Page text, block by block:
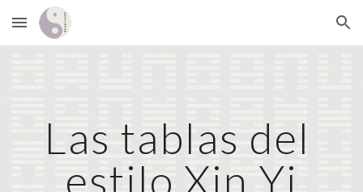
Skip to main content Skip to navigation
Las tablas del
estilo Xin Yi